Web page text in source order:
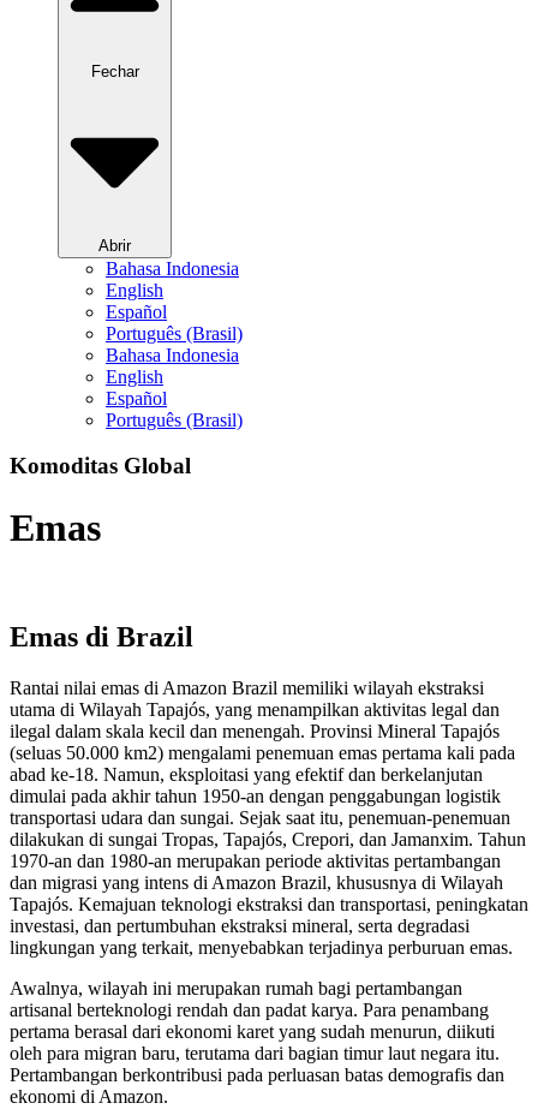
Fechar
Abrir
Bahasa Indonesia
English
Español
Português (Brasil)
Bahasa Indonesia
English
Español
Português (Brasil)
Komoditas Global
Emas
Emas di Brazil
Rantai nilai emas di Amazon Brazil memiliki wilayah ekstraksi
utama di Wilayah Tapajós, yang menampilkan aktivitas legal dan
ilegal dalam skala kecil dan menengah. Provinsi Mineral Tapajós
(seluas 50.000 km2) mengalami penemuan emas pertama kali pada
abad ke-18. Namun, eksploitasi yang efektif dan berkelanjutan
dimulai pada akhir tahun 1950-an dengan penggabungan logistik
transportasi udara dan sungai. Sejak saat itu, penemuan-penemuan
dilakukan di sungai Tropas, Tapajós, Crepori, dan Jamanxim. Tahun
1970-an dan 1980-an merupakan periode aktivitas pertambangan
dan migrasi yang intens di Amazon Brazil, khususnya di Wilayah
Tapajós. Kemajuan teknologi ekstraksi dan transportasi, peningkatan
investasi, dan pertumbuhan ekstraksi mineral, serta degradasi
lingkungan yang terkait, menyebabkan terjadinya perburuan emas.
Awalnya, wilayah ini merupakan rumah bagi pertambangan
artisanal berteknologi rendah dan padat karya. Para penambang
pertama berasal dari ekonomi karet yang sudah menurun, diikuti
oleh para migran baru, terutama dari bagian timur laut negara itu.
Pertambangan berkontribusi pada perluasan batas demografis dan
ekonomi di Amazon.